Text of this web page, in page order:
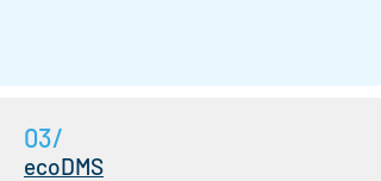
03/
ecoDMS